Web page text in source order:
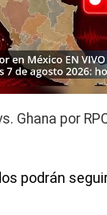
Ghana por
podrán